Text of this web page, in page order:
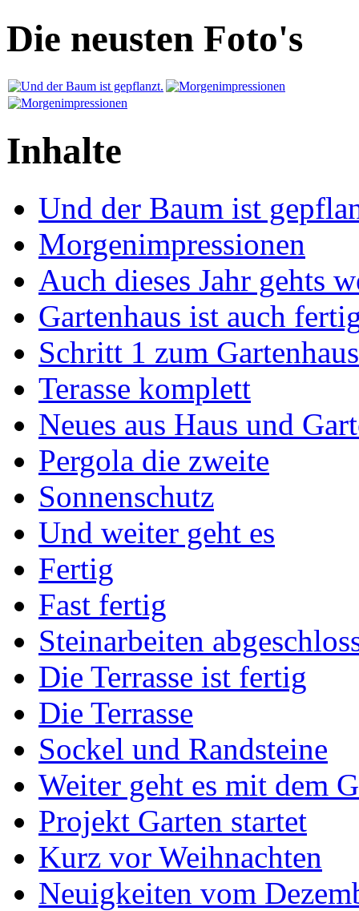
Die neusten Foto's
Inhalte
Und der Baum ist
Morgenimpressionen
Auch dieses Jahr gehts
Gartenhaus ist auch
Schritt 1 zum Gartenhaus
Terasse komplett
Neues aus Haus und
Pergola die zweite
Sonnenschutz
Und weiter geht es
Fertig
Fast fertig
Steinarbeiten
Die Terrasse ist fertig
Die Terrasse
Sockel und Randsteine
Weiter geht es mit dem
Projekt Garten startet
Kurz vor Weihnachten
Neuigkeiten vom